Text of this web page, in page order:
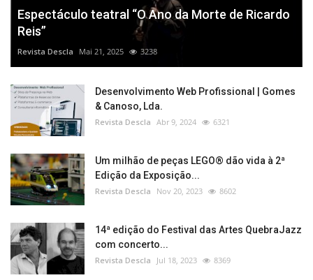
Espectáculo teatral “O Ano da Morte de Ricardo
Reis”
Revista Descla Mai 21, 2025 3238
Desenvolvimento Web Profissional | Gomes
& Canoso, Lda.
Revista Descla Abr 9, 2024 6321
Um milhão de peças LEGO® dão vida à 2ª
Edição da Exposição...
Revista Descla Nov 20, 2023 8602
14ª edição do Festival das Artes QuebraJazz
com concerto...
Revista Descla Jul 18, 2023 8369